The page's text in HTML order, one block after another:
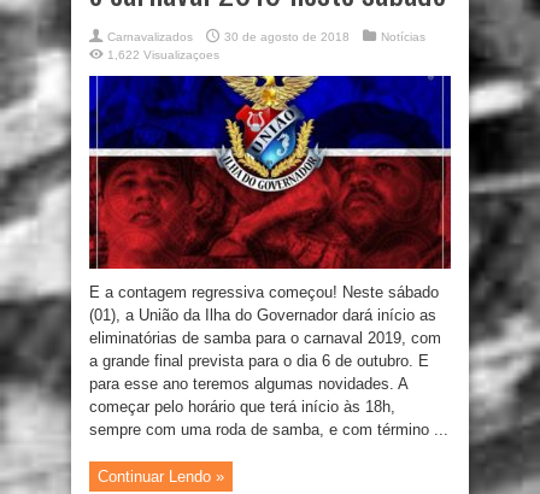
Carnavalizados 30 de agosto de 2018
Notícias
1,622 Visualizaçoes
E a contagem regressiva começou! Neste sábado
(01), a União da Ilha do Governador dará início as
eliminatórias de samba para o carnaval 2019, com
a grande final prevista para o dia 6 de outubro. E
para esse ano teremos algumas novidades. A
começar pelo horário que terá início às 18h,
sempre com uma roda de samba, e com término ...
Continuar Lendo »